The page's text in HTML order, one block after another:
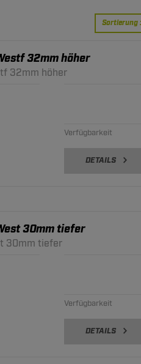
Sortierung
32mm höher
32mm höher
Verfügbarkeit
DETAILS
30mm tiefer
30mm tiefer
Verfügbarkeit
DETAILS